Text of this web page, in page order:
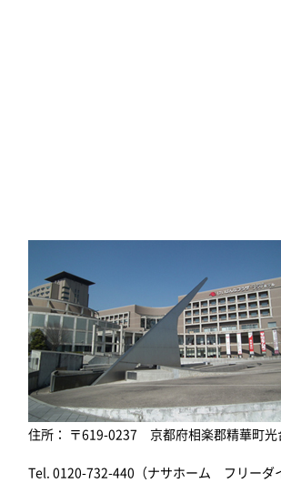
住所： 〒619-0237 京都府相楽郡精華町光
Tel. 0120-732-440（ナサホーム フリーダ